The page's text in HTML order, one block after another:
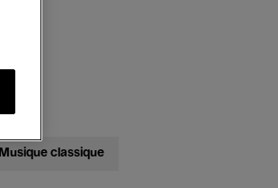
Musique classique